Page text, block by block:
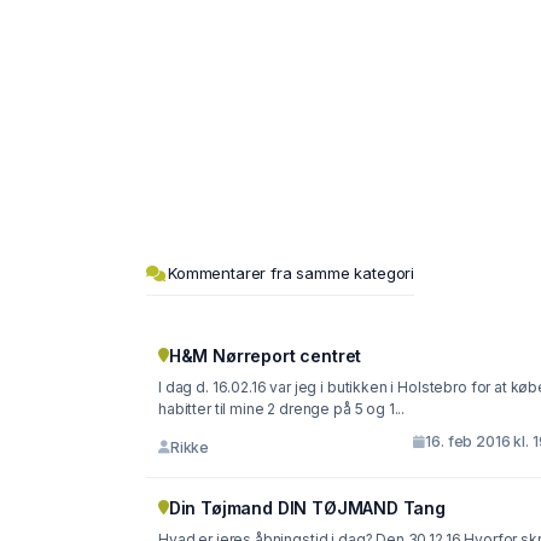
Kommentarer fra samme kategori
H&M Nørreport centret
I dag d. 16.02.16 var jeg i butikken i Holstebro for at
habitter til mine 2 drenge på 5 og 1...
Rikke 16. feb 2016 kl.
Din Tøjmand DIN TØJMAND Tang